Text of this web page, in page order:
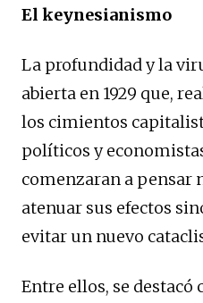
El keynesianismo
La profundidad y la
abierta en 1929 que,
los cimientos
políticos y
comenzaran a pensar
atenuar sus efectos
evitar un nuevo
Entre ellos, se destacó